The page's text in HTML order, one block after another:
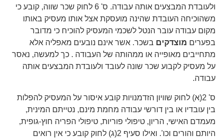
ולעובדת המבצעים אותה עבודה. ס' 6 לחוק שכר שווה, קובע כי
משהוכיחה העובדת שהינה מועסקת אצל אותו מעסיק באותו
מקום עבודה עובר הנטל לשכמי המעסיק להוכיח כי מדובר
בפערים מוצדקים בשכר. אשר אינם נובעים מאפליה אלא
מתחייבים מאופייה או ממהותה של העבודה . כך למעשה, נאסר
על מעסיק לקבוע שכר שונה לעובד ולעובדת המבצעים אותה
עבודה.
ס' 2(א) לחוק שוויון הזדמנויות קובע איסור על המעסיק להפלות
בין עובדיו או בין דורשי עבודה מחמת מינם, נטייתם המינית,
מעמדם האישי, הריון, טיפולי פוריות, טיפולי הפריה חוץ-גופית,
היותם והורים וכו'. ואילו סעיף 2(ג) לחוק קובע כי אין רואים